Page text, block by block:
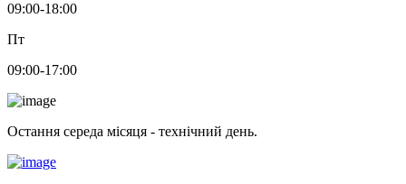
09:00-18:00
Пт
09:00-17:00
Остання середа місяця - технічний день.